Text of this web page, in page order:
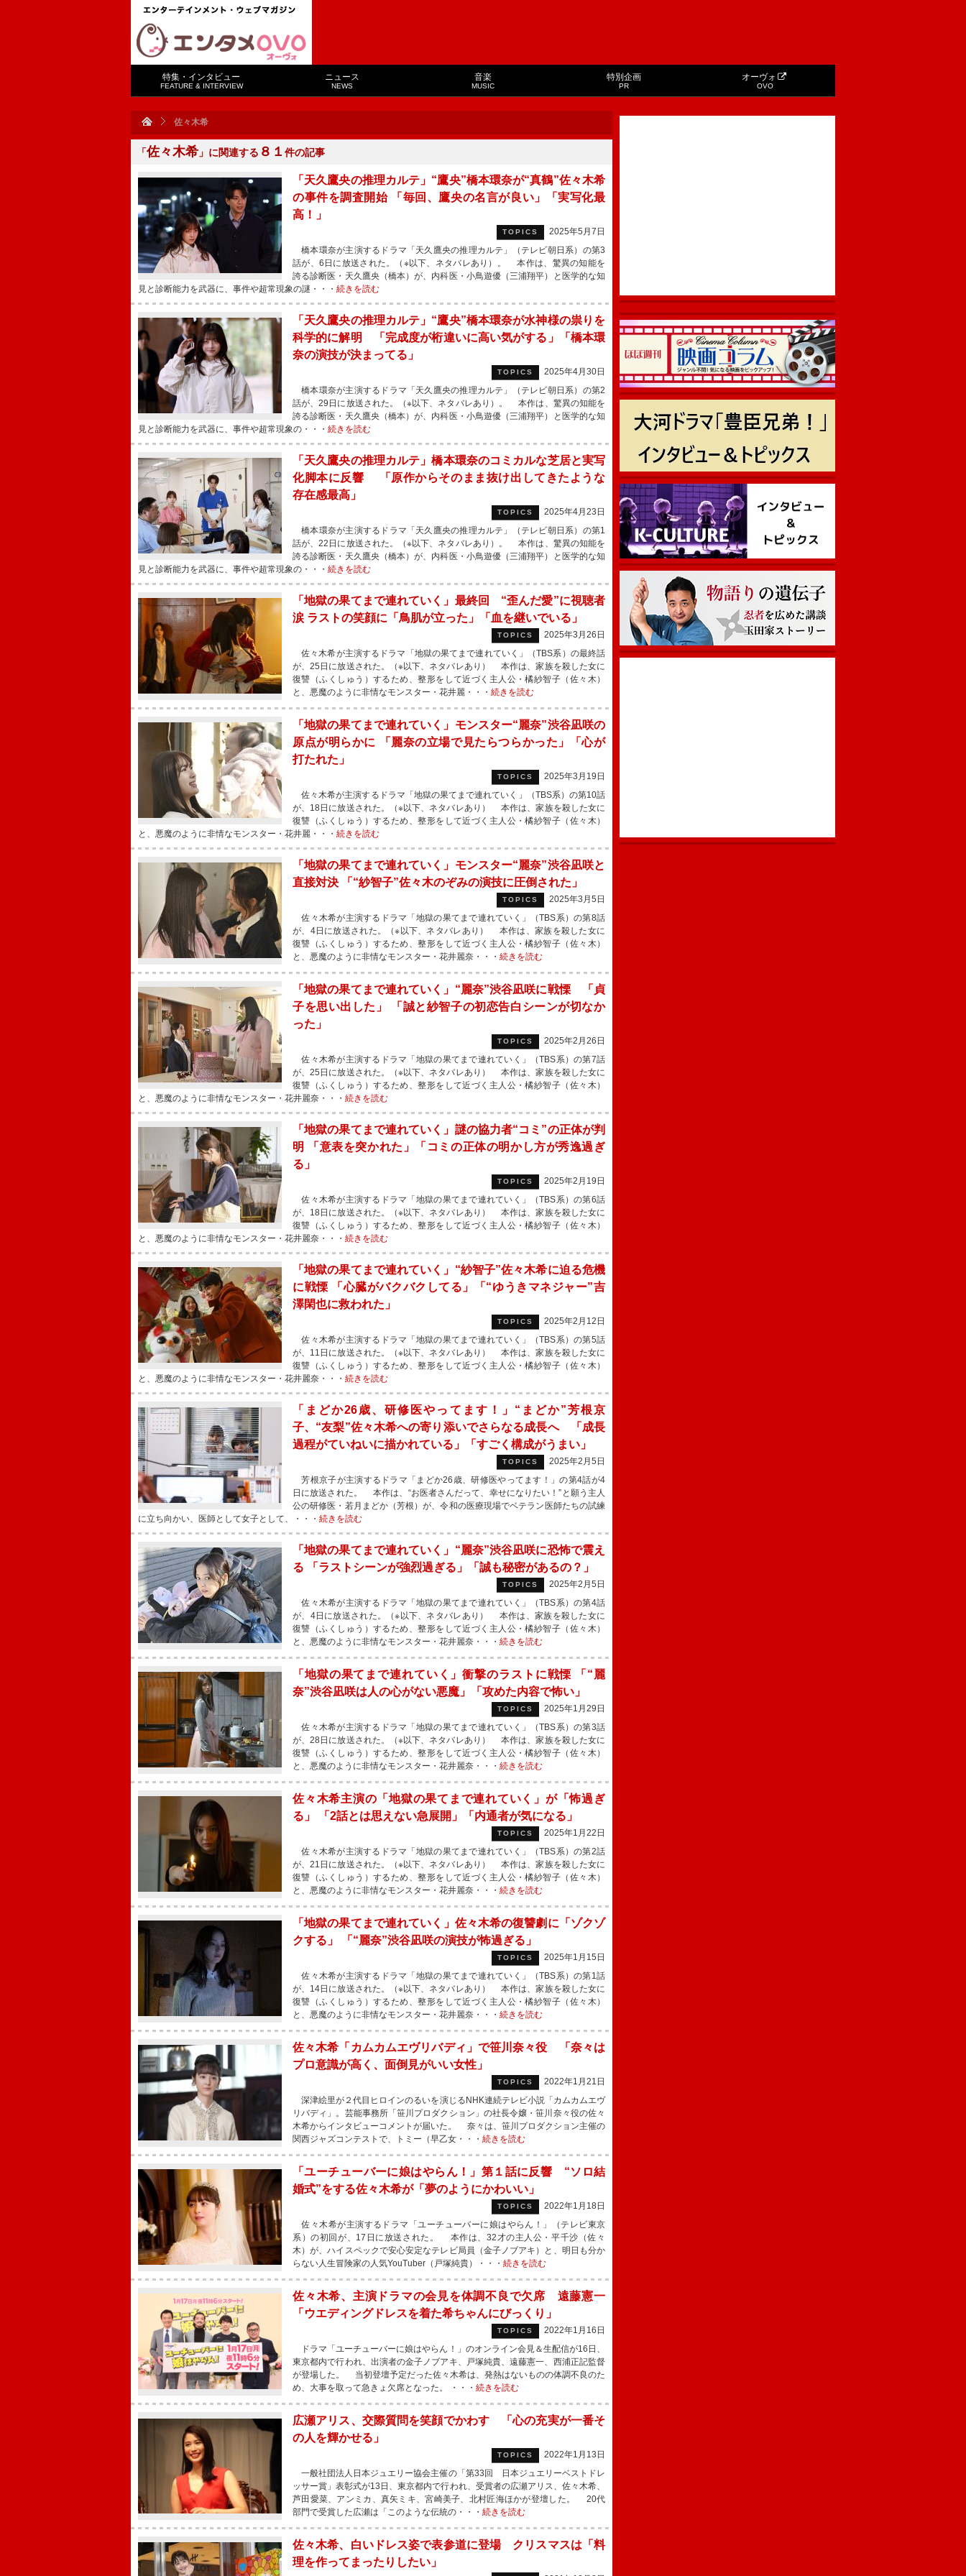
特集・インタビュー
FEATURE & INTERVIEW
ニュース
NEWS
音楽
MUSIC
特別企画
PR
オーヴォ
OVO
佐々木希
「佐々木希 」に関連する ８１ 件の記事
「天久鷹央の推理カルテ」“鷹央”橋本環奈が“真鶴”佐々木希
の事件を調査開始 「毎回、鷹央の名言が良い」「実写化最
高！」
TOPICS
2025年5月7日
橋本環奈が主演するドラマ「天久鷹央の推理カルテ」（テレビ朝日系）の第3
話が、6日に放送された。（※以下、ネタバレあり）。 本作は、驚異の知能を
誇る診断医・天久鷹央（橋本）が、内科医・小鳥遊優（三浦翔平）と医学的な知
見と診断能力を武器に、事件や超常現象の謎・・・ 続きを読む
「天久鷹央の推理カルテ」“鷹央”橋本環奈が水神様の祟りを
科学的に解明 「完成度が桁違いに高い気がする」「橋本環
奈の演技が決まってる」
TOPICS
2025年4月30日
橋本環奈が主演するドラマ「天久鷹央の推理カルテ」（テレビ朝日系）の第2
話が、29日に放送された。（※以下、ネタバレあり）。 本作は、驚異の知能を
誇る診断医・天久鷹央（橋本）が、内科医・小鳥遊優（三浦翔平）と医学的な知
見と診断能力を武器に、事件や超常現象の・・・ 続きを読む
「天久鷹央の推理カルテ」橋本環奈のコミカルな芝居と実写
化脚本に反響 「原作からそのまま抜け出してきたような
存在感最高」
TOPICS
2025年4月23日
橋本環奈が主演するドラマ「天久鷹央の推理カルテ」（テレビ朝日系）の第1
話が、22日に放送された。（※以下、ネタバレあり）。 本作は、驚異の知能を
誇る診断医・天久鷹央（橋本）が、内科医・小鳥遊優（三浦翔平）と医学的な知
見と診断能力を武器に、事件や超常現象の・・・ 続きを読む
「地獄の果てまで連れていく」最終回 “歪んだ愛”に視聴者
涙 ラストの笑顔に「鳥肌が立った」「血を継いでいる」
TOPICS
2025年3月26日
佐々木希が主演するドラマ「地獄の果てまで連れていく」（TBS系）の最終話
が、25日に放送された。（※以下、ネタバレあり） 本作は、家族を殺した女に
復讐（ふくしゅう）するため、整形をして近づく主人公・橘紗智子（佐々木）
と、悪魔のように非情なモンスター・花井麗・・・ 続きを読む
「地獄の果てまで連れていく」モンスター“麗奈”渋谷凪咲の
原点が明らかに 「麗奈の立場で見たらつらかった」「心が
打たれた」
TOPICS
2025年3月19日
佐々木希が主演するドラマ「地獄の果てまで連れていく」（TBS系）の第10話
が、18日に放送された。（※以下、ネタバレあり） 本作は、家族を殺した女に
復讐（ふくしゅう）するため、整形をして近づく主人公・橘紗智子（佐々木）
と、悪魔のように非情なモンスター・花井麗・・・ 続きを読む
「地獄の果てまで連れていく」モンスター“麗奈”渋谷凪咲と
直接対決 「“紗智子”佐々木のぞみの演技に圧倒された」
TOPICS
2025年3月5日
佐々木希が主演するドラマ「地獄の果てまで連れていく」（TBS系）の第8話
が、4日に放送された。（※以下、ネタバレあり） 本作は、家族を殺した女に
復讐（ふくしゅう）するため、整形をして近づく主人公・橘紗智子（佐々木）
と、悪魔のように非情なモンスター・花井麗奈・・・ 続きを読む
「地獄の果てまで連れていく」“麗奈”渋谷凪咲に戦慄 「貞
子を思い出した」 「誠と紗智子の初恋告白シーンが切なか
った」
TOPICS
2025年2月26日
佐々木希が主演するドラマ「地獄の果てまで連れていく」（TBS系）の第7話
が、25日に放送された。（※以下、ネタバレあり） 本作は、家族を殺した女に
復讐（ふくしゅう）するため、整形をして近づく主人公・橘紗智子（佐々木）
と、悪魔のように非情なモンスター・花井麗奈・・・ 続きを読む
「地獄の果てまで連れていく」謎の協力者“コミ”の正体が判
明 「意表を突かれた」「コミの正体の明かし方が秀逸過ぎ
る」
TOPICS
2025年2月19日
佐々木希が主演するドラマ「地獄の果てまで連れていく」（TBS系）の第6話
が、18日に放送された。（※以下、ネタバレあり） 本作は、家族を殺した女に
復讐（ふくしゅう）するため、整形をして近づく主人公・橘紗智子（佐々木）
と、悪魔のように非情なモンスター・花井麗奈・・・ 続きを読む
「地獄の果てまで連れていく」“紗智子”佐々木希に迫る危機
に戦慄 「心臓がバクバクしてる」「“ゆうきマネジャー”吉
澤閑也に救われた」
TOPICS
2025年2月12日
佐々木希が主演するドラマ「地獄の果てまで連れていく」（TBS系）の第5話
が、11日に放送された。（※以下、ネタバレあり） 本作は、家族を殺した女に
復讐（ふくしゅう）するため、整形をして近づく主人公・橘紗智子（佐々木）
と、悪魔のように非情なモンスター・花井麗奈・・・ 続きを読む
「まどか26歳、研修医やってます！」“まどか”芳根京
子、“友梨”佐々木希への寄り添いでさらなる成長へ 「成長
過程がていねいに描かれている」「すごく構成がうまい」
TOPICS
2025年2月5日
芳根京子が主演するドラマ「まどか26歳、研修医やってます！」の第4話が4
日に放送された。 本作は、“お医者さんだって、幸せになりたい！”と願う主人
公の研修医・若月まどか（​​芳根）が、令和の医療現場でベテラン医師たちの試練
に立ち向かい、医師として女子として、・・・ 続きを読む
「地獄の果てまで連れていく」“麗奈”渋谷凪咲に恐怖で震え
る 「ラストシーンが強烈過ぎる」「誠も秘密があるの？」
TOPICS
2025年2月5日
佐々木希が主演するドラマ「地獄の果てまで連れていく」（TBS系）の第4話
が、4日に放送された。（※以下、ネタバレあり） 本作は、家族を殺した女に
復讐（ふくしゅう）するため、整形をして近づく主人公・橘紗智子（佐々木）
と、悪魔のように非情なモンスター・花井麗奈・・・ 続きを読む
「地獄の果てまで連れていく」衝撃のラストに戦慄 「“麗
奈”渋谷凪咲は人の心がない悪魔」「攻めた内容で怖い」
TOPICS
2025年1月29日
佐々木希が主演するドラマ「地獄の果てまで連れていく」（TBS系）の第3話
が、28日に放送された。（※以下、ネタバレあり） 本作は、家族を殺した女に
復讐（ふくしゅう）するため、整形をして近づく主人公・橘紗智子（佐々木）
と、悪魔のように非情なモンスター・花井麗奈・・・ 続きを読む
佐々木希主演の「地獄の果てまで連れていく」が「怖過ぎ
る」 「2話とは思えない急展開」「内通者が気になる」
TOPICS
2025年1月22日
佐々木希が主演するドラマ「地獄の果てまで連れていく」（TBS系）の第2話
が、21日に放送された。（※以下、ネタバレあり） 本作は、家族を殺した女に
復讐（ふくしゅう）するため、整形をして近づく主人公・橘紗智子（佐々木）
と、悪魔のように非情なモンスター・花井麗奈・・・ 続きを読む
「地獄の果てまで連れていく」佐々木希の復讐劇に「ゾクゾ
クする」 「“麗奈”渋谷凪咲の演技が怖過ぎる」
TOPICS
2025年1月15日
佐々木希が主演するドラマ「地獄の果てまで連れていく」（TBS系）の第1話
が、14日に放送された。（※以下、ネタバレあり） 本作は、家族を殺した女に
復讐（ふくしゅう）するため、整形をして近づく主人公・橘紗智子（佐々木）
と、悪魔のように非情なモンスター・花井麗奈・・・ 続きを読む
佐々木希「カムカムエヴリバディ」で笹川奈々役 「奈々は
プロ意識が高く、面倒見がいい女性」
TOPICS
2022年1月21日
深津絵里が２代目ヒロインのるいを演じるNHK連続テレビ小説「カムカムエヴ
リバディ」。芸能事務所「笹川プロダクション」の社長令嬢・笹川奈々役の佐々
木希からインタビューコメントが届いた。 奈々は、笹川プロダクション主催の
関西ジャズコンテストで、トミー（早乙女・・・ 続きを読む
「ユーチューバーに娘はやらん！」第１話に反響 “ソロ結
婚式”をする佐々木希が「夢のようにかわいい」
TOPICS
2022年1月18日
佐々木希が主演するドラマ「ユーチューバーに娘はやらん！」（テレビ東京
系）の初回が、17日に放送された。 本作は、32才の主人公・平千沙（佐々
木）が、ハイスペックで安心安定なテレビ局員（金子ノブアキ）と、明日も分か
らない人生冒険家の人気YouTuber（戸塚純貴）・・・ 続きを読む
佐々木希、主演ドラマの会見を体調不良で欠席 遠藤憲一
「ウエディングドレスを着た希ちゃんにびっくり」
TOPICS
2022年1月16日
ドラマ「ユーチューバーに娘はやらん！」のオンライン会見＆生配信が16日、
東京都内で行われ、出演者の金子ノブアキ、戸塚純貴、遠藤憲一、西浦正記監督
が登場した。 当初登壇予定だった佐々木希は、発熱はないものの体調不良のた
め、大事を取って急きょ欠席となった。 ・・・ 続きを読む
広瀬アリス、交際質問を笑顔でかわす 「心の充実が一番そ
の人を輝かせる」
TOPICS
2022年1月13日
一般社団法人日本ジュエリー協会主催の「第33回 日本ジュエリーベストドレ
ッサー賞」表彰式が13日、東京都内で行われ、受賞者の広瀬アリス、佐々木希、
芦田愛菜、アンミカ、真矢ミキ、宮崎美子、北村匠海ほかが登壇した。 20代
部門で受賞した広瀬は「このような伝統の・・・ 続きを読む
佐々木希、白いドレス姿で表参道に登場 クリスマスは「料
理を作ってまったりしたい」